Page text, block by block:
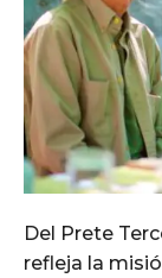
Del Prete
refleja la